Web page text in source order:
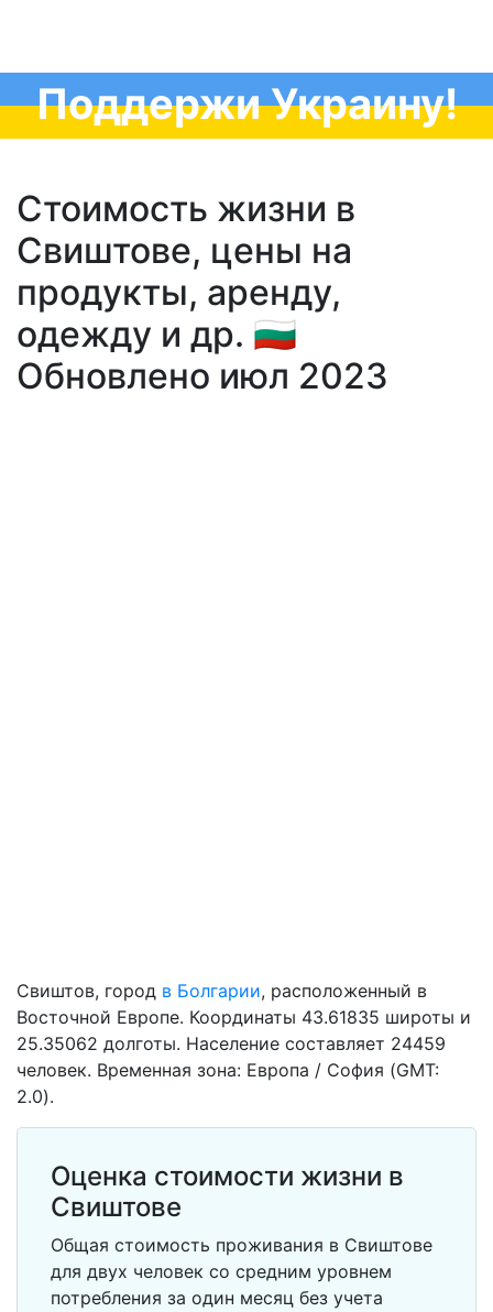
Поддержи Украину!
Стоимость жизни в
Свиштове, цены на
продукты, аренду,
одежду и др. 🇧🇬
Обновлено июл 2023
Свиштов, город в Болгарии, расположенный в
Восточной Европе. Координаты 43.61835 широты и
25.35062 долготы. Население составляет 24459
человек. Временная зона: Европа / София (GMT:
2.0).
Оценка стоимости жизни в
Свиштове
Общая стоимость проживания в Свиштове
для двух человек со средним уровнем
потребления за один месяц без учета